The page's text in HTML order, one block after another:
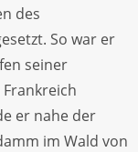
des
So war er
seiner
er nahe der
im Wald von